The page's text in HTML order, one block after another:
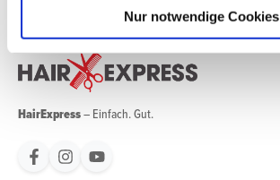
Nur notwendige Cookies
HairExpress– Einfach. Gut.